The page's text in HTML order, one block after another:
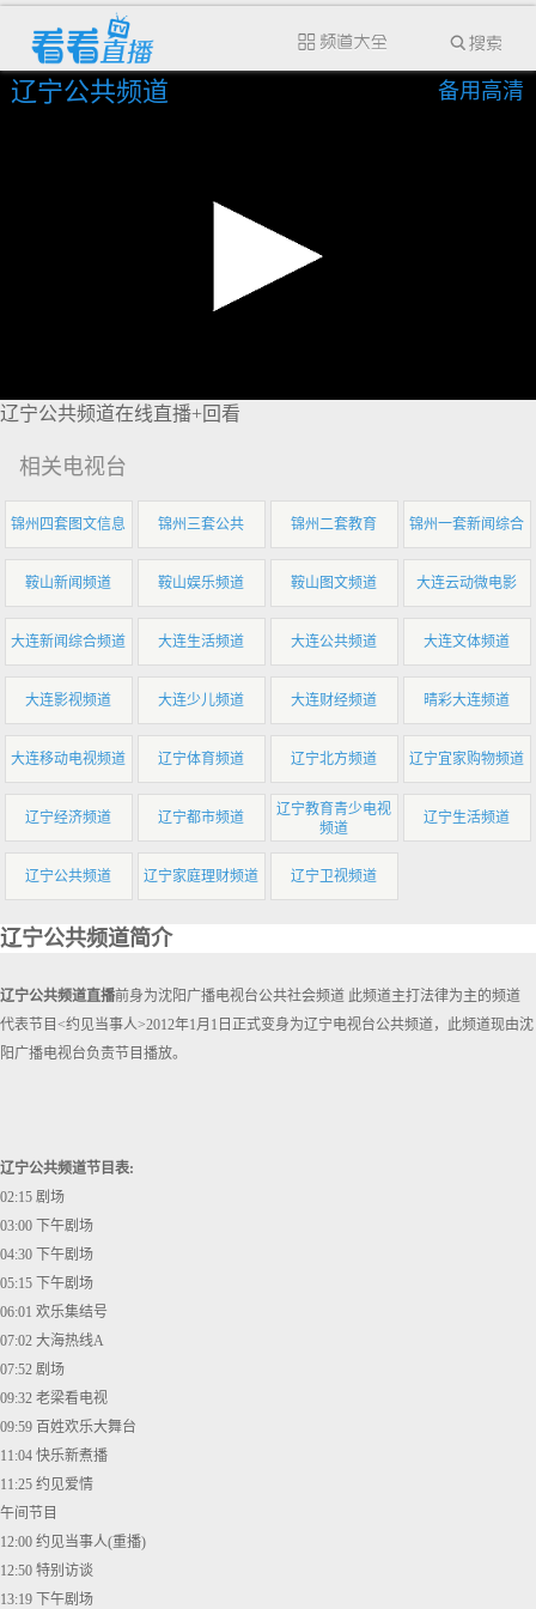
辽宁公共频道 备用高清
辽宁公共频道在线直播+回看
相关电视台
锦州四套图文信息 锦州三套公共 锦州二套教育 锦州一套新闻综合
鞍山新闻频道 鞍山娱乐频道 鞍山图文频道 大连云动微电影
大连新闻综合频道 大连生活频道 大连公共频道 大连文体频道
大连影视频道 大连少儿频道 大连财经频道 晴彩大连频道
大连移动电视频道 辽宁体育频道 辽宁北方频道 辽宁宜家购物频道
辽宁经济频道 辽宁都市频道
辽宁教育青少电视
频道
辽宁生活频道
辽宁公共频道 辽宁家庭理财频道 辽宁卫视频道
辽宁公共频道简介
辽宁公共频道直播前身为沈阳广播电视台公共社会频道 此频道主打法律为主的频道
代表节目<约见当事人>2012年1月1日正式变身为辽宁电视台公共频道，此频道现由沈
阳广播电视台负责节目播放。
辽宁公共频道节目表:
02:15 剧场
03:00 下午剧场
04:30 下午剧场
05:15 下午剧场
06:01 欢乐集结号
07:02 大海热线A
07:52 剧场
09:32 老梁看电视
09:59 百姓欢乐大舞台
11:04 快乐新煮播
11:25 约见爱情
午间节目
12:00 约见当事人(重播)
12:50 特别访谈
13:19 下午剧场